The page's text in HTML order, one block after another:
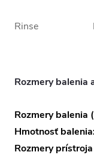
Rinse
Rozmery balenia
Rozmery balenia
Hmotnosť
Rozmery